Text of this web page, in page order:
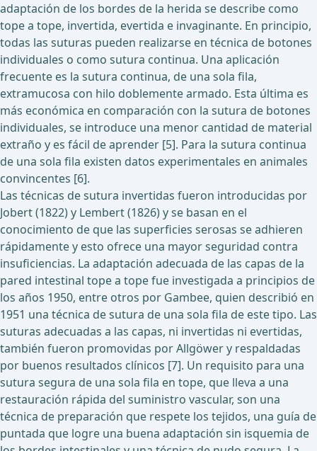
adaptación de los bordes de la herida se describe como
tope a tope, invertida, evertida e invaginante. En principio,
todas las suturas pueden realizarse en técnica de botones
individuales o como sutura continua. Una aplicación
frecuente es la sutura continua, de una sola fila,
extramucosa con hilo doblemente armado. Esta última es
más económica en comparación con la sutura de botones
individuales, se introduce una menor cantidad de material
extraño y es fácil de aprender [5]. Para la sutura continua
de una sola fila existen datos experimentales en animales
convincentes [6].
Las técnicas de sutura invertidas fueron introducidas por
Jobert (1822) y Lembert (1826) y se basan en el
conocimiento de que las superficies serosas se adhieren
rápidamente y esto ofrece una mayor seguridad contra
insuficiencias. La adaptación adecuada de las capas de la
pared intestinal tope a tope fue investigada a principios de
los años 1950, entre otros por Gambee, quien describió en
1951 una técnica de sutura de una sola fila de este tipo. Las
suturas adecuadas a las capas, ni invertidas ni evertidas,
también fueron promovidas por Allgöwer y respaldadas
por buenos resultados clínicos [7]. Un requisito para una
sutura segura de una sola fila en tope, que lleva a una
restauración rápida del suministro vascular, son una
técnica de preparación que respete los tejidos, una guía de
puntada que logre una buena adaptación sin isquemia de